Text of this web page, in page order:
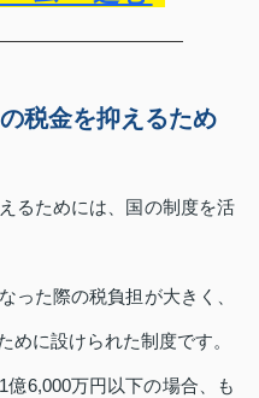
税金を抑えるため
るためには、国の制度を活
った際の税負担が大きく、
めに設けられた制度です。
6,000万円以下の場合、も